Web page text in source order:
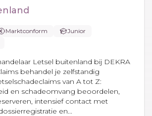
Marktconform
Junior
Letsel buitenland bij DEKRA
behandel je zelfstandig
van A tot Z:
en schadeomvang beoordelen,
intensief contact met
en...